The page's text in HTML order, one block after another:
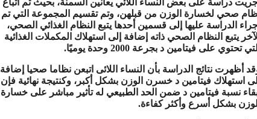
دراسة على بعض النساء اللائي يعانين السمنة، بحيث تم اتباع
صحي لخسارة الوزن من قبلهن، وتم تقسيم المجموعة التي تم
الدراسة عليها إلى قسمين أحدها يتبع النظام الغذائي الصحي،
يتبع النظام الصحي ذاته إضافة إلى استهلاك المكملات الغذائية
التي تحتوي على فيتامين د بجرعة 2000 وحدة يوميًا.
أظهرت نتائج الدراسة بأن النساء اللائى اتبعن نظاما صحيا إضافة
إلى استهلاك فيتامين د خسرن الوزن بشكل أكبر، وكنتيجة نهائية فإن
نسبة فيتامين د ضمن الحد الطبيعي له تأثير مباشر على خسارة
الوزن بشكل أسرع وأكثر كفاءة.